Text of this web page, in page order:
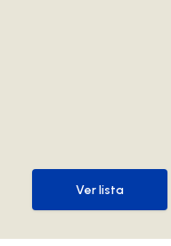
Ver lista
Ver lista